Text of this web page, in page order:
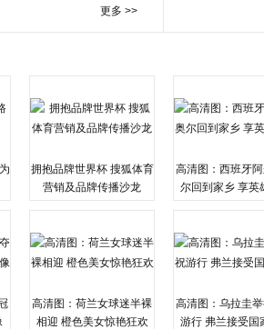
更多 >>
拥抱品牌世界杯 搜狐体育
营销及品牌传播沙龙
高清图：西班牙
尔回到家乡 享英
高清图：荷兰女球迷半裸
相迎 橙色美女惊艳狂欢
高清图：乌拉圭
游行 弗兰接受国